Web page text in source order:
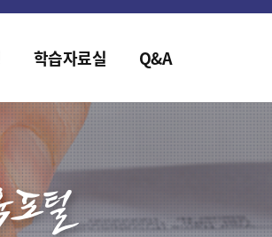
.
학습자료실 Q&A